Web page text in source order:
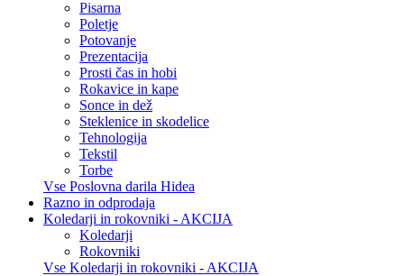
Pisarna
Poletje
Potovanje
Prezentacija
Prosti čas in hobi
Rokavice in kape
Sonce in dež
Steklenice in skodelice
Tehnologija
Tekstil
Torbe
Vse Poslovna darila Hidea
Razno in odprodaja
Koledarji in rokovniki - AKCIJA
Koledarji
Rokovniki
Vse Koledarji in rokovniki - AKCIJA